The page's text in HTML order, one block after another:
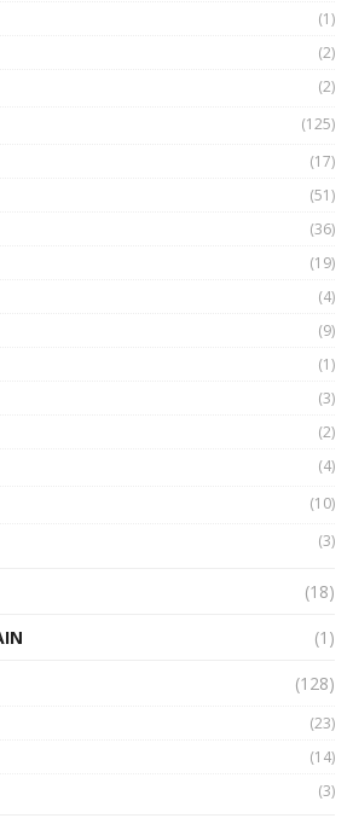
nào?
Blockchain
& Crypto qua các cuộc chiến | Phổ cập
(1)
(2)
(2)
(125)
(17)
(51)
(36)
(19)
(4)
(9)
(1)
(3)
(2)
(4)
(10)
(3)
(18)
(1)
(128)
(23)
(14)
(3)